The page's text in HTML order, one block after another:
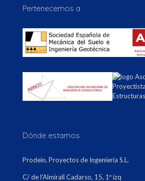
Pertenecemos a
Dónde estamos
Prodein, Proyectos de Ingeniería S.L.
C/ de l'Almirall Cadarso, 15, 1º izq